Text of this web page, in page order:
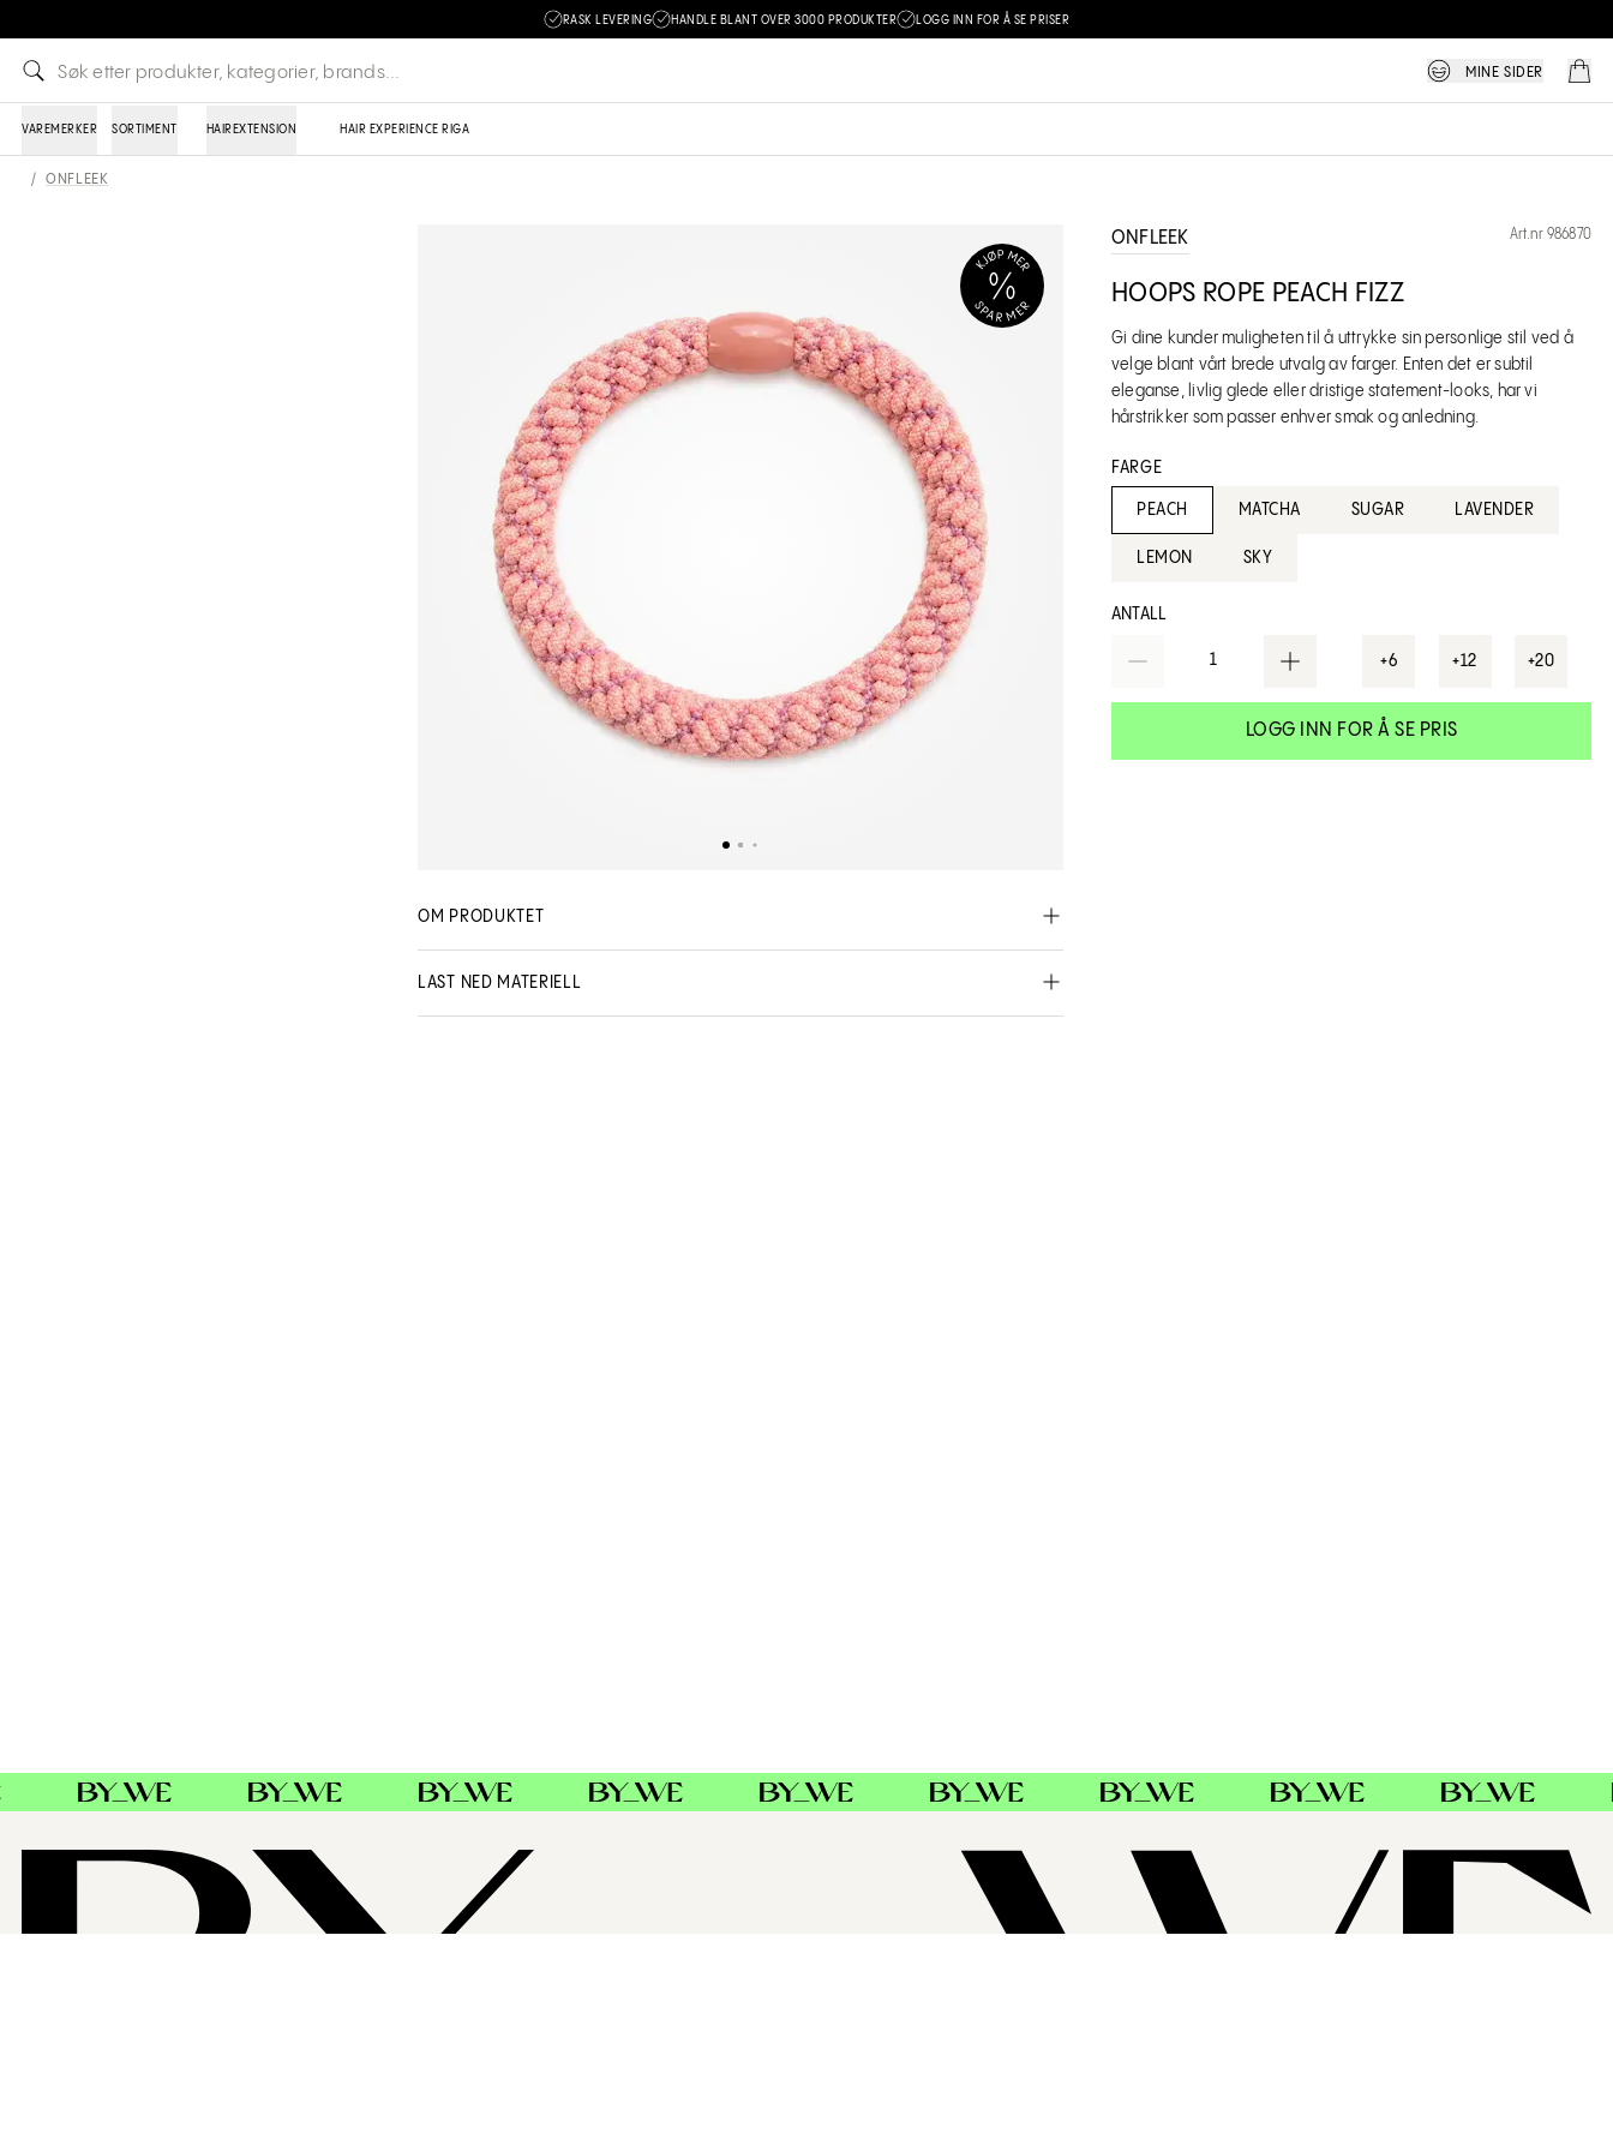
RASK LEVERING HANDLE BLANT OVER 3000 PRODUKTER LOGG INN FOR Å SE PRISER
MINE SIDER
VAREMERKER SORTIMENT HAIREXTENSION HAIR EXPERIENCE RIGA
/ ONFLEEK
OM PRODUKTET
LAST NED MATERIELL
ONFLEEK Art.nr 986870
HOOPS ROPE PEACH FIZZ
Gi dine kunder muligheten til å uttrykke sin personlige stil ved å
velge blant vårt brede utvalg av farger. Enten det er subtil
eleganse, livlig glede eller dristige statement-looks, har vi
hårstrikker som passer enhver smak og anledning.
FARGE
PEACH MATCHA SUGAR LAVENDER
LEMON SKY
ANTALL
1 +6 +12 +20
LOGG INN FOR Å SE PRIS